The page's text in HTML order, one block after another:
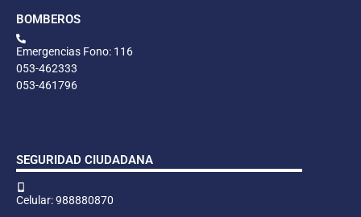
BOMBEROS
Emergencias Fono: 116
053-462333
053-461796
SEGURIDAD CIUDADANA
Celular: 988880870